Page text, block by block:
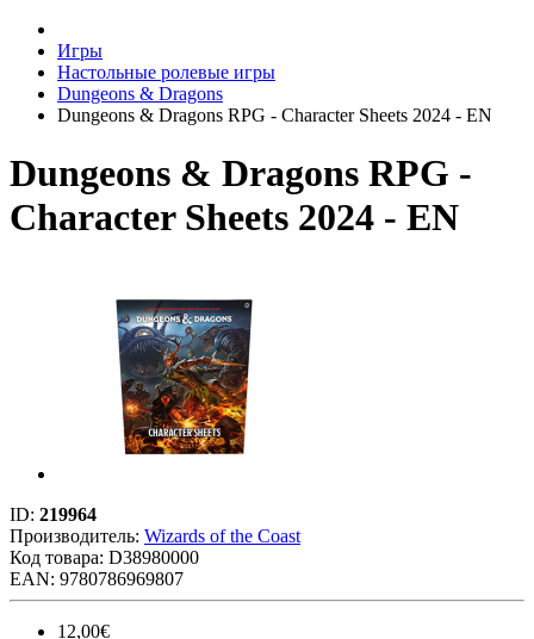
Игры
Настольные ролевые игры
Dungeons & Dragons
Dungeons & Dragons RPG - Character Sheets 2024 - EN
Dungeons & Dragons RPG -
Character Sheets 2024 - EN
ID: 219964
Производитель: Wizards of the Coast
Код товара: D38980000
EAN: 9780786969807
12,00€